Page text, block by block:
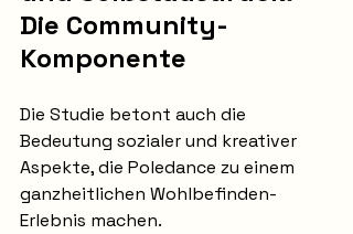
Die Community-
Komponente
Die Studie betont auch die
Bedeutung sozialer und kreativer
Aspekte, die Poledance zu einem
ganzheitlichen Wohlbefinden-
Erlebnis machen.